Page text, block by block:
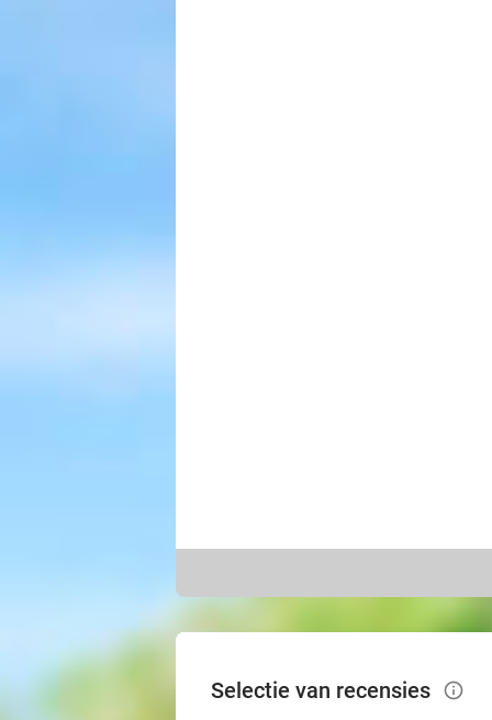
Selectie van recensies info_outlined